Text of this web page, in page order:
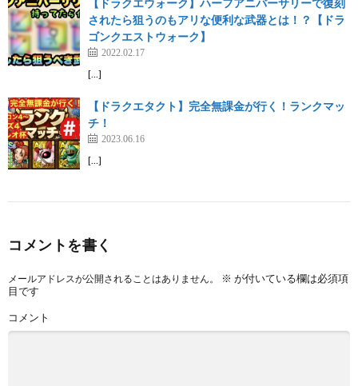
【ドラクエウォーク】ハーフアニバーサリーで復刻
されたら狙うのもアリな便利な武器とは！？【ドラ
ゴンクエストウォーク】
2022.02.17
[…]
【ドラクエタクト】完全無課金が行く！ランクマッ
チ！
2023.06.16
[…]
コメントを書く
メールアドレスが公開されることはありません。 ※ が付いている欄は必須項
目です
コメント